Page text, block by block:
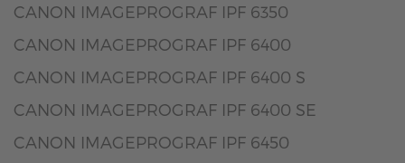
CANON IMAGEPROGRAF IPF 6350
CANON IMAGEPROGRAF IPF 6400
CANON IMAGEPROGRAF IPF 6400 S
CANON IMAGEPROGRAF IPF 6400 SE
CANON IMAGEPROGRAF IPF 6450